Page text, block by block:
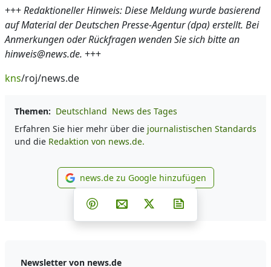
+++Redaktioneller Hinweis: Diese Meldung wurde basierend
auf Material der Deutschen Presse-Agentur (dpa) erstellt. Bei
Anmerkungen oder Rückfragen wenden Sie sich bitte an
hinweis@news.de. +++
kns/roj/news.de
Themen: Deutschland News des Tages
Erfahren Sie hier mehr über die journalistischen Standards
und die Redaktion von news.de.
news.de zu Google
news.de zu Google hinzufügen
Teilen auf Facebook
Teilen auf Whatsapp
Teilen auf Telegram
Teilen auf Pinterest
Per E-Mail teilen
Post auf X
Newsletter von news.de